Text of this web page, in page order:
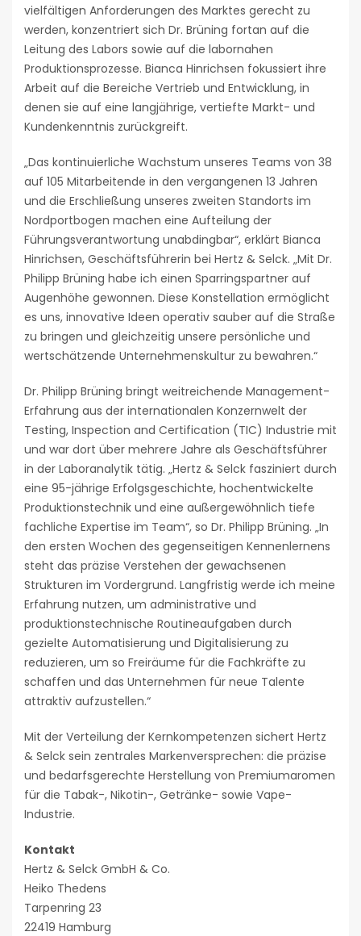
vielfältigen Anforderungen des Marktes gerecht zu
werden, konzentriert sich Dr. Brüning fortan auf die
Leitung des Labors sowie auf die labornahen
Produktionsprozesse. Bianca Hinrichsen fokussiert ihre
Arbeit auf die Bereiche Vertrieb und Entwicklung, in
denen sie auf eine langjährige, vertiefte Markt- und
Kundenkenntnis zurückgreift.
„Das kontinuierliche Wachstum unseres Teams von 38
auf 105 Mitarbeitende in den vergangenen 13 Jahren
und die Erschließung unseres zweiten Standorts im
Nordportbogen machen eine Aufteilung der
Führungsverantwortung unabdingbar“, erklärt Bianca
Hinrichsen, Geschäftsführerin bei Hertz & Selck. „Mit Dr.
Philipp Brüning habe ich einen Sparringspartner auf
Augenhöhe gewonnen. Diese Konstellation ermöglicht
es uns, innovative Ideen operativ sauber auf die Straße
zu bringen und gleichzeitig unsere persönliche und
wertschätzende Unternehmenskultur zu bewahren.“
Dr. Philipp Brüning bringt weitreichende Management-
Erfahrung aus der internationalen Konzernwelt der
Testing, Inspection and Certification (TIC) Industrie mit
und war dort über mehrere Jahre als Geschäftsführer
in der Laboranalytik tätig. „Hertz & Selck fasziniert durch
eine 95-jährige Erfolgsgeschichte, hochentwickelte
Produktionstechnik und eine außergewöhnlich tiefe
fachliche Expertise im Team“, so Dr. Philipp Brüning. „In
den ersten Wochen des gegenseitigen Kennenlernens
steht das präzise Verstehen der gewachsenen
Strukturen im Vordergrund. Langfristig werde ich meine
Erfahrung nutzen, um administrative und
produktionstechnische Routineaufgaben durch
gezielte Automatisierung und Digitalisierung zu
reduzieren, um so Freiräume für die Fachkräfte zu
schaffen und das Unternehmen für neue Talente
attraktiv aufzustellen.“
Mit der Verteilung der Kernkompetenzen sichert Hertz
& Selck sein zentrales Markenversprechen: die präzise
und bedarfsgerechte Herstellung von Premiumaromen
für die Tabak-, Nikotin-, Getränke- sowie Vape-
Industrie.
Kontakt
Hertz & Selck GmbH & Co.
Heiko Thedens
Tarpenring 23
22419 Hamburg